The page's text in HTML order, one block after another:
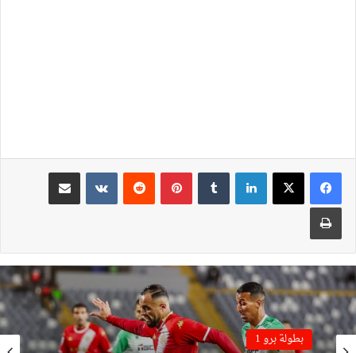
لينكدإن بينتيريست
مشاركة عبر البريد
طباعة
بطولة برو 1